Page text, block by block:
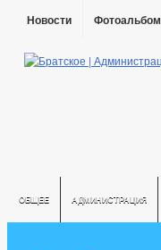
Новости Фотоальбом
ОБЩЕЕ АДМИНИСТРАЦИЯ